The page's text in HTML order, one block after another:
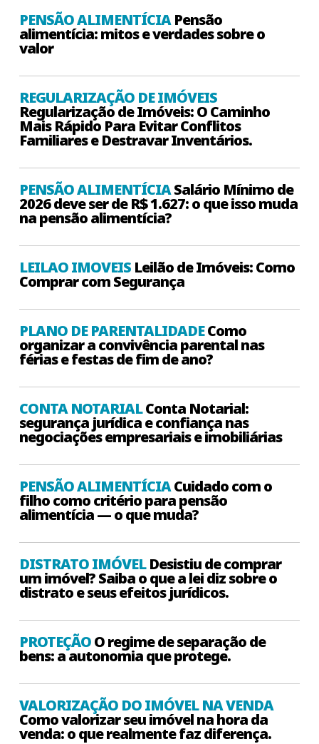
PENSÃO ALIMENTÍCIAPensão
alimentícia: mitos e verdades sobre o
valor
REGULARIZAÇÃO DE IMÓVEIS
Regularização de Imóveis: O Caminho
Mais Rápido Para Evitar Conflitos
Familiares e Destravar Inventários.
PENSÃO ALIMENTÍCIASalário Mínimo de
2026 deve ser de R$ 1.627: o que isso muda
na pensão alimentícia?
LEILAO IMOVEIS Leilão de Imóveis: Como
Comprar com Segurança
PLANO DE PARENTALIDADEComo
organizar a convivência parental nas
férias e festas de fim de ano?
CONTA NOTARIALConta Notarial:
segurança jurídica e confiança nas
negociações empresariais e imobiliárias
PENSÃO ALIMENTÍCIACuidado com o
filho como critério para pensão
alimentícia — o que muda?
DISTRATO IMÓVELDesistiu de comprar
um imóvel? Saiba o que a lei diz sobre o
distrato e seus efeitos jurídicos.
PROTEÇÃOO regime de separação de
bens: a autonomia que protege.
VALORIZAÇÃO DO IMÓVEL NA VENDA
Como valorizar seu imóvel na hora da
venda: o que realmente faz diferença.